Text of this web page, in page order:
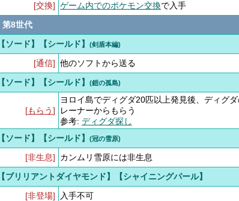
[交換] ゲーム内でのポケモン交換で入手
第8世代
【ソード】【シールド】
(剣盾本編)
[通信] 他のソフトから送る
【ソード】【シールド】
(鎧の孤島)
[もらう]
ヨロイ島でディグダ20匹以上発見後、ディグダ
レーナーからもらう
参考: ディグダ探し
【ソード】【シールド】
(冠の雪原)
[非生息]
カンムリ雪原には非生息
【ブリリアントダイヤモンド】【シャイニングパール】
[非登場]
入手不可